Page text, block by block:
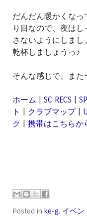
だんだん暖かくな
り目なので、夜は
さないようにしま
乾杯しましょうっ♪
そんな感じで、また
ホーム SC RECS
ト
クラブマップ|
ク
携帯はこちらか
Posted in ke-g, イベン